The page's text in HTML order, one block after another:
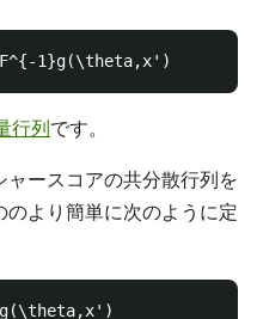
行列です。
ースコアの共分散行列を
より簡単に次のように定